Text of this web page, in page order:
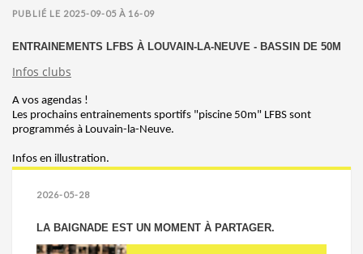
PUBLIÉ LE 2025-09-05 À 16-09
ENTRAINEMENTS LFBS À LOUVAIN-LA-NEUVE - BASSIN DE 50M
Infos clubs
A vos agendas !
Les prochains entrainements sportifs "piscine 50m" LFBS sont
programmés à Louvain-la-Neuve.
Infos en illustration.
2026-05-28
LA BAIGNADE EST UN MOMENT À PARTAGER.